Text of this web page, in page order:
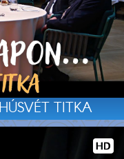
TITKA